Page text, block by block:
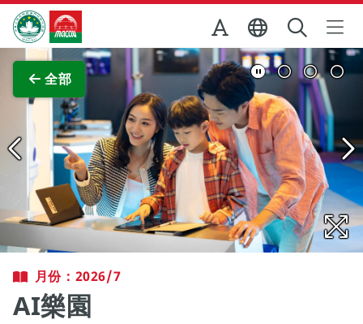
跳至主内容
澳門特別行政區政府旅遊局
全部
查看原圖
月份：2026/7
AI樂園